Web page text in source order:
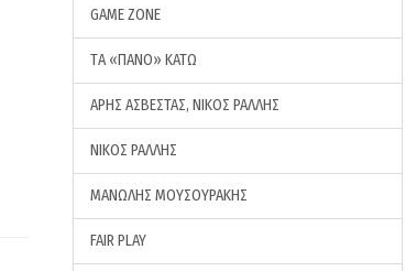
GAME ZONE
ΤA «ΠΑΝΟ» ΚΑΤΩ
ΑΡΗΣ ΑΣΒΕΣΤΑΣ, ΝΙΚΟΣ ΡΑΛΛΗΣ
ΝΙΚΟΣ ΡΑΛΛΗΣ
ΜΑΝΩΛΗΣ ΜΟΥΣΟΥΡΑΚΗΣ
FAIR PLAY